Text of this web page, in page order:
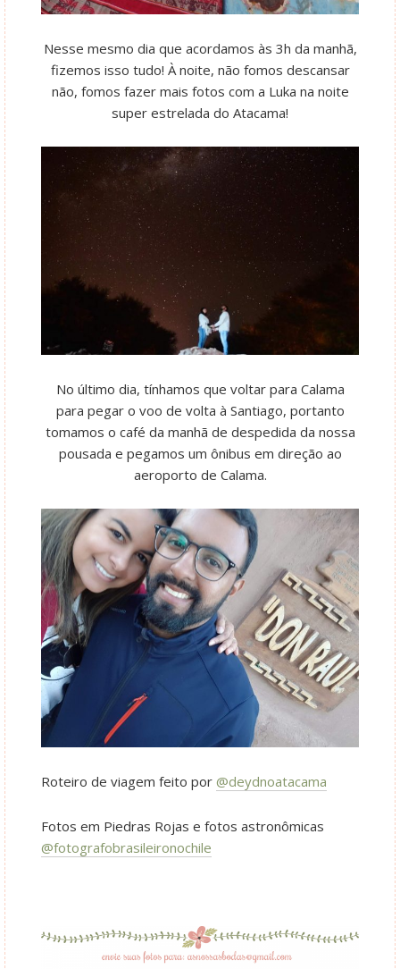
Nesse mesmo dia que acordamos às 3h da manhã,
fizemos isso tudo! À noite, não fomos descansar
não, fomos fazer mais fotos com a Luka na noite
super estrelada do Atacama!
No último dia, tínhamos que voltar para Calama
para pegar o voo de volta à Santiago, portanto
tomamos o café da manhã de despedida da nossa
pousada e pegamos um ônibus em direção ao
aeroporto de Calama.
Roteiro de viagem feito por @deydnoatacama
Fotos em Piedras Rojas e fotos astronômicas
@fotografobrasileironochile